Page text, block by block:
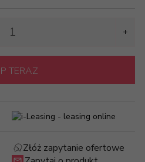
TERAZ
Złóż zapytanie ofertowe